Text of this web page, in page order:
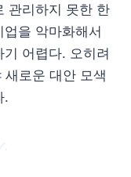
관리하지 못한 한
을 악마화해서
어렵다. 오히려
새로운 대안 모색
.